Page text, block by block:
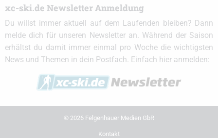
xc-ski.de Newsletter Anmeldung
Du willst immer aktuell auf dem Laufenden bleiben? Dann
melde dich für unseren Newsletter an. Während der Saison
erhältst du damit immer einmal pro Woche die wichtigsten
News und Themen in dein Postfach. Einfach hier anmelden:
© 2026 Felgenhauer Medien GbR
Kontakt